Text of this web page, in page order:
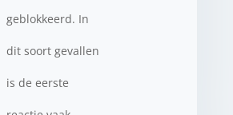
geblokkeerd. In
dit soort gevallen
is de eerste